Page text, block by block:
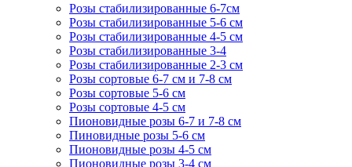
Розы стабилизированные 6-7см
Розы стабилизированные 5-6 см
Розы стабилизированные 4-5 см
Розы стабилизированные 3-4
Розы стабилизированные 2-3 см
Розы сортовые 6-7 см и 7-8 см
Розы сортовые 5-6 см
Розы сортовые 4-5 см
Пионовидные розы 6-7 и 7-8 см
Пиновидные розы 5-6 см
Пионовидные розы 4-5 см
Пионовидные розы 3-4 см